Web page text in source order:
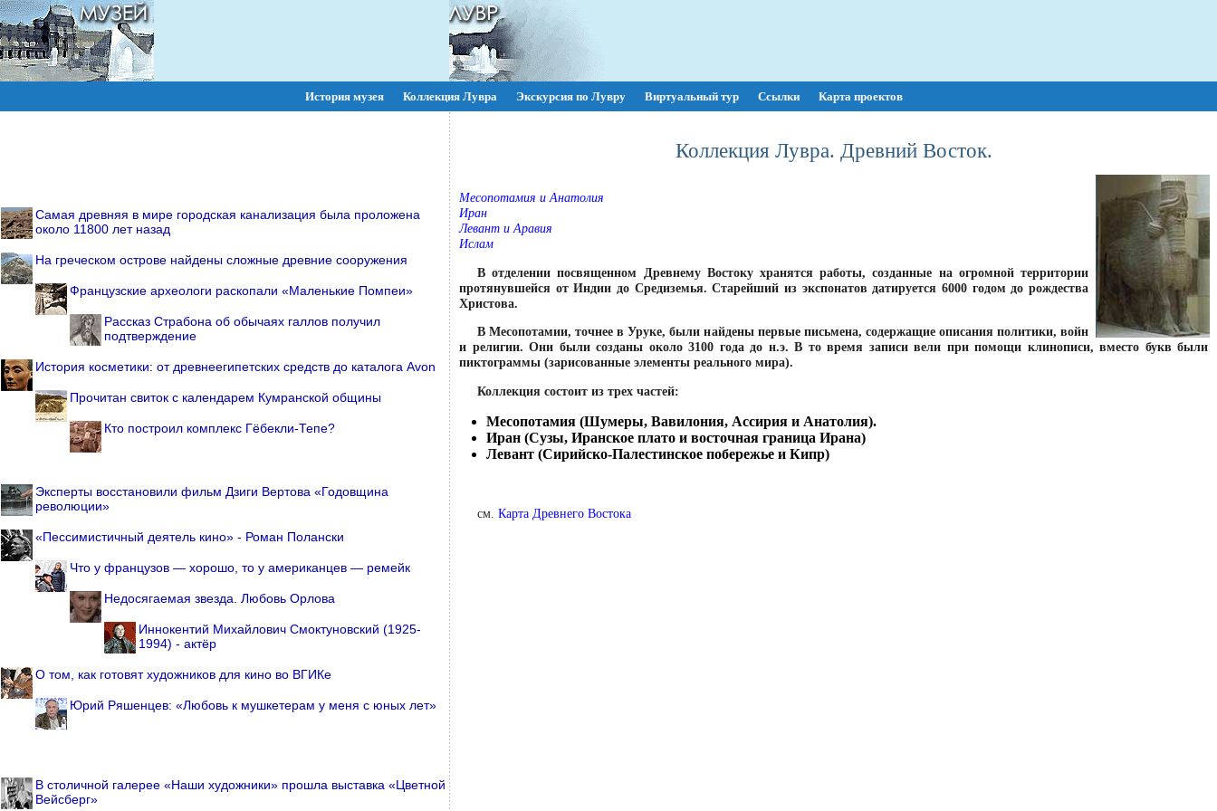
История музея Коллекция Лувра Экскурсия по Лувру Виртуальный тур Ссылки Карта проектов
Самая древняя в мире городская канализация была проложена
около 11800 лет назад
На греческом острове найдены сложные древние сооружения
Французские археологи раскопали «Маленькие Помпеи»
Рассказ Страбона об обычаях галлов получил
подтверждение
История косметики: от древнеегипетских средств до каталога Avon
Прочитан свиток с календарем Кумранской общины
Кто построил комплекс Гёбекли-Тепе?
Эксперты восстановили фильм Дзиги Вертова «Годовщина
революции»
«Пессимистичный деятель кино» - Роман Полански
Что у французов — хорошо, то у американцев — ремейк
Недосягаемая звезда. Любовь Орлова
Иннокентий Михайлович Смоктуновский (1925-
1994) - актёр
О том, как готовят художников для кино во ВГИКе
Юрий Ряшенцев: «Любовь к мушкетерам у меня с юных лет»
В столичной галерее «Наши художники» прошла выставка «Цветной
Вейсберг»
Коллекция Лувра. Древний Восток.
Месопотамия и Анатолия
Иран
Левант и Аравия
Ислам
В отделении посвященном Древнему Востоку хранятся работы, созданные на огромной территории
протянувшейся от Индии до Средиземья. Старейший из экспонатов датируется 6000 годом до рождества
Христова.
В Месопотамии, точнее в Уруке, были найдены первые письмена, содержащие описания политики, войн
и религии. Они были созданы около 3100 года до н.э. В то время записи вели при помощи клинописи, вместо букв были
пиктограммы (зарисованные элементы реального мира).
Коллекция состоит из трех частей:
Месопотамия (Шумеры, Вавилония, Ассирия и Анатолия).
Иран (Сузы, Иранское плато и восточная граница Ирана)
Левант (Сирийско-Палестинское побережье и Кипр)
см. Карта Древнего Востока